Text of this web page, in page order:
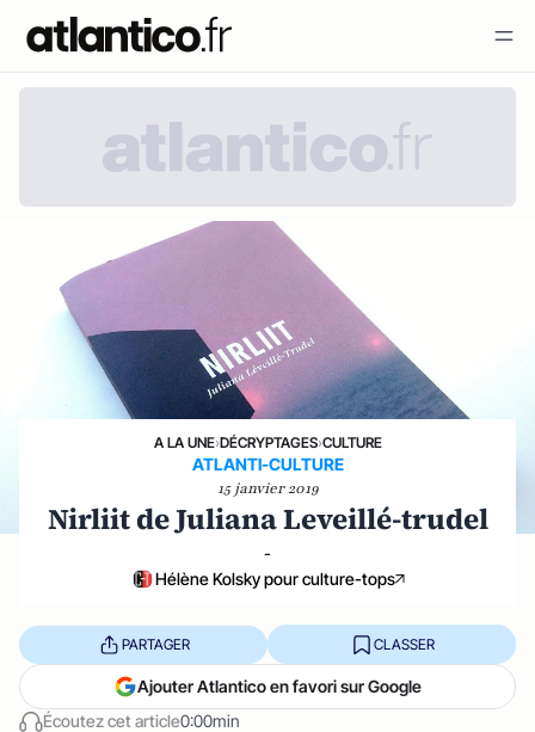
A LA UNE›DÉCRYPTAGES›CULTURE
ATLANTI-CULTURE
15 janvier 2019
Nirliit de Juliana Leveillé-trudel
-
Hélène Kolsky pour culture-tops
Écoutez cet article0:00min
PARTAGER CLASSER
Ajouter Atlantico en favori sur Google